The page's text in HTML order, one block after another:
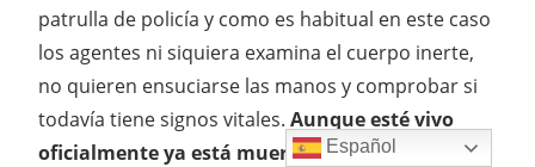
patrulla de policía y como es habitual en este caso
los agentes ni siquiera examina el cuerpo inerte,
no quieren ensuciarse las manos y comprobar si
todavía tiene signos vitales. Aunque esté vivo
oficialmente ya está muerto, es un paria sin
Español